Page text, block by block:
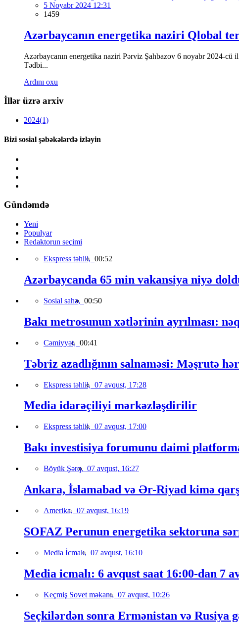
5 Noyabr 2024 12:31
1459
Azərbaycanın energetika naziri Qlobal
Azərbaycanın energetika naziri Pərviz Şahbazov 6 noyabr 2024-
Tədbi...
Ardını oxu
İllər üzrə arxiv
2024(1)
Bizi sosial şəbəkələrdə izləyin
Gündəmdə
Yeni
Populyar
Redaktorun seçimi
Ekspress təhlil, 00:52
Azərbaycanda 65 min vakansiya niyə
Sosial sahə, 00:50
Bakı metrosunun xətlərinin ayrılması:
Cəmiyyət, 00:41
Təbriz azadlığının salnaməsi: Məşrutə
Ekspress təhlil, 07 avqust, 17:28
Media idarəçiliyi mərkəzləşdirilir
Ekspress təhlil, 07 avqust, 17:00
Bakı investisiya forumunu daimi
Böyük Şərq, 07 avqust, 16:27
Ankara, İslamabad və Ər-Riyad kimə
Amerika, 07 avqust, 16:19
SOFAZ Perunun energetika sektoruna
Media İcmalı, 07 avqust, 16:10
Media icmalı: 6 avqust saat 16:00-dan 7
Keçmiş Sovet məkanı, 07 avqust, 10:26
Seçkilərdən sonra Ermənistan və Rusiya